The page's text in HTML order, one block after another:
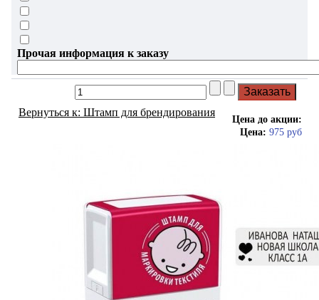
Прочая информация к заказу
Цена до акции:
Цена: 975 руб
Вернуться к: Штамп для брендирования